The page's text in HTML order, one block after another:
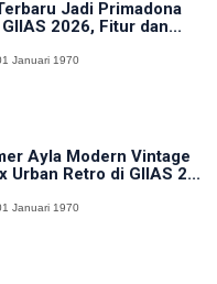
Jadi Primadona
2026, Fitur dan...
Januari 1970
Ayla Modern Vintage
Urban Retro di GIIAS 2...
Januari 1970